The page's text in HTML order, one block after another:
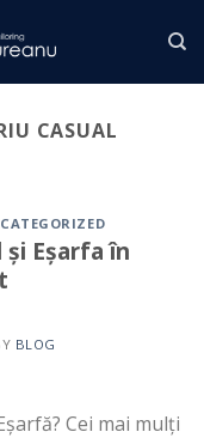
CASUAL
Eșarfa în
BLOG
Cei mai mulți